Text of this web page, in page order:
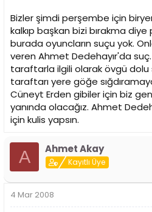
Bizler şimdi perşembe için
kalkıp başkan bizi bırakma
burada oyuncların suçu yok.
veren Ahmet Dedehayır'da
taraftarla ilgili olarak övgü dolu
taraftarı yere göğe
Cüneyt Erden gibiler için biz
yanında olacağız. Ahmet
için kulis yapsın.
A Ahmet Akay
Kayıtlı Üye
4 Mar 2008